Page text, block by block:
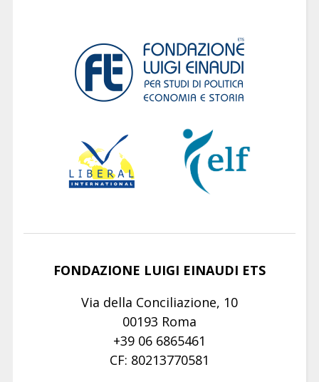
FONDAZIONE LUIGI EINAUDI ETS
Via della Conciliazione, 10
00193 Roma
+39 06 6865461
CF: 80213770581